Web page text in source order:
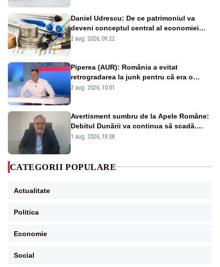
Daniel Udrescu: De ce patrimoniul va
deveni conceptul central al economiei
viitoare?
2 aug. 2026, 09:22
Piperea (AUR): România a evitat
retrogradarea la junk pentru că era o
catastrofă pentru bănci și fondurile de
2 aug. 2026, 10:01
Avertisment sumbru de la Apele Române:
Debitul Dunării va continua să scadă.
Cernavodă s-ar putea închide în 4 zile
1 aug. 2026, 18:08
CATEGORII POPULARE
Actualitate
Politica
Economie
Social